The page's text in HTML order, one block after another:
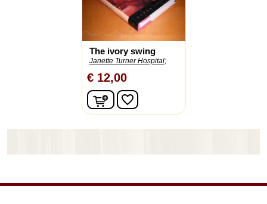
The ivory swing
Janette Turner Hospital;
€ 12,00
In winkelwagen
favorite_border